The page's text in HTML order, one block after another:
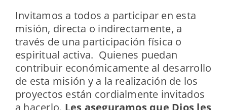
Invitamos a todos a participar en esta
misión, directa o indirectamente, a
través de una participación física o
espiritual activa. Quienes puedan
contribuir económicamente al desarrollo
de esta misión y a la realización de los
proyectos están cordialmente invitados